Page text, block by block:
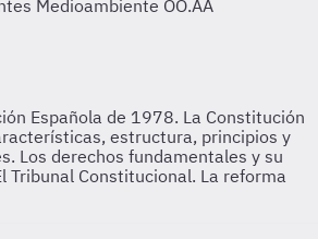
Española de 1978. La Constitución
estructura, principios y
Los derechos fundamentales y su
Tribunal Constitucional. La reforma